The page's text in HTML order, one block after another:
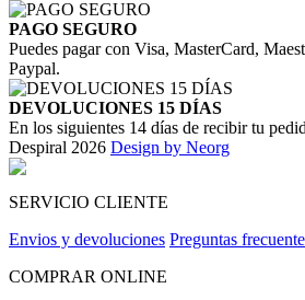
PAGO SEGURO
Puedes pagar con Visa, MasterCard,
Paypal.
DEVOLUCIONES 15 DÍAS
En los siguientes 14 días de recibir tu
Despiral 2026 Design by Neorg
SERVICIO CLIENTE
Envios y devoluciones Preguntas
COMPRAR ONLINE